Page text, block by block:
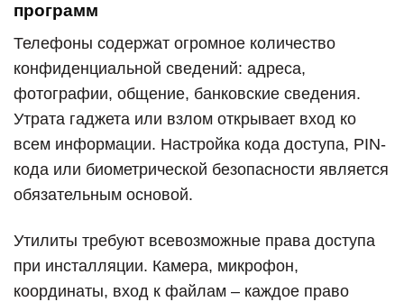
программ
Телефоны содержат огромное количество
конфиденциальной сведений: адреса,
фотографии, общение, банковские сведения.
Утрата гаджета или взлом открывает вход ко
всем информации. Настройка кода доступа, PIN-
кода или биометрической безопасности является
обязательным основой.
Утилиты требуют всевозможные права доступа
при инсталляции. Камера, микрофон,
координаты, вход к файлам – каждое право